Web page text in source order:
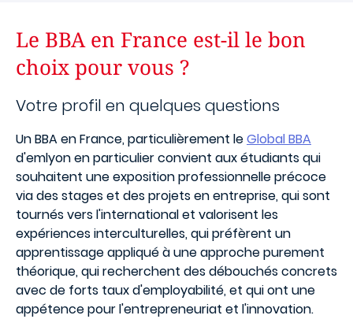
Le BBA en France est-il le bon
choix pour vous ?
Votre profil en quelques questions
Un BBA en France, particulièrement leGlobal BBA
d'emlyon en particulier convient aux étudiants qui
souhaitent une exposition professionnelle précoce
via des stages et des projets en entreprise, qui sont
tournés vers l'international et valorisent les
expériences interculturelles, qui préfèrent un
apprentissage appliqué à une approche purement
théorique, qui recherchent des débouchés concrets
avec de forts taux d'employabilité, et qui ont une
appétence pour l'entrepreneuriat et l'innovation.